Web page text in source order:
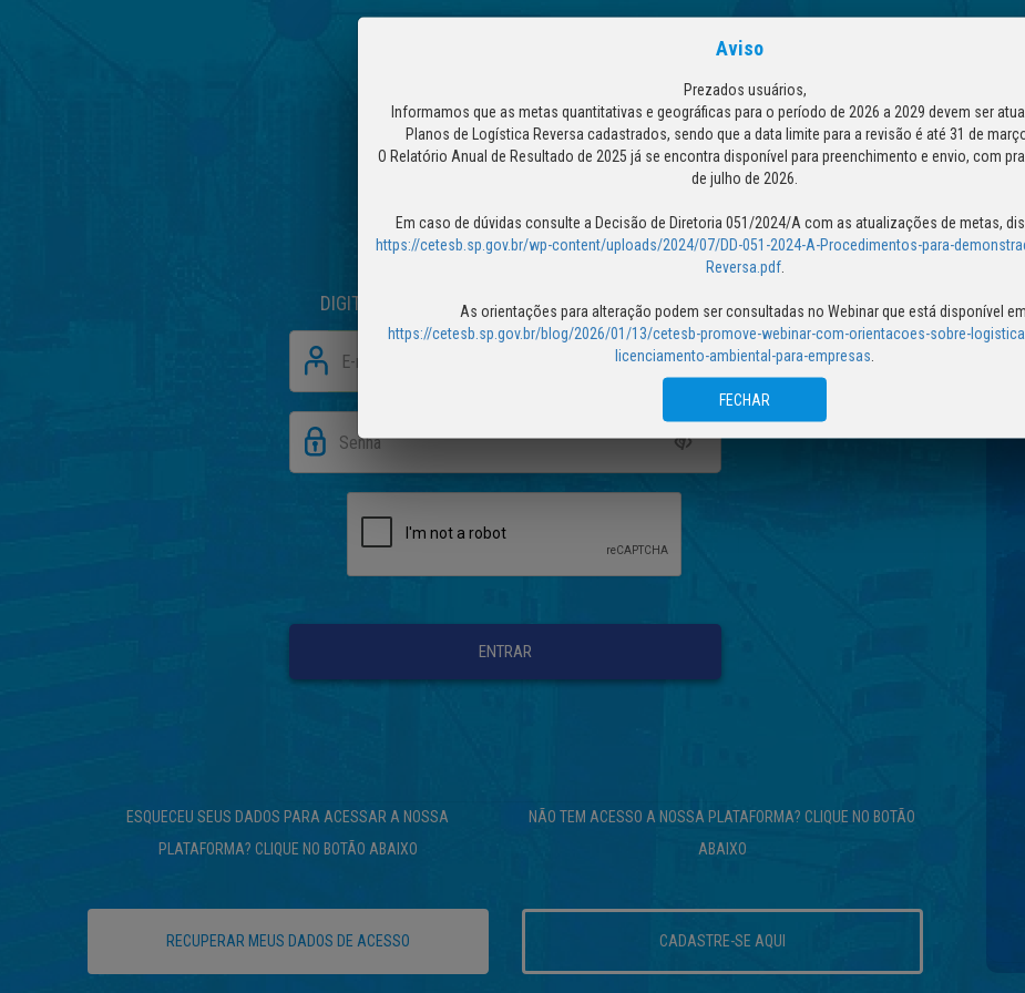
DIGITE OS DADOS ABAIXO E FAÇA O SEU LOGIN
ENTRAR
ESQUECEU SEUS DADOS PARA ACESSAR A NOSSA
PLATAFORMA? CLIQUE NO BOTÃO ABAIXO
RECUPERAR MEUS DADOS DE ACESSO
NÃO TEM ACESSO A NOSSA PLATAFORMA? CLIQUE NO BOTÃO
ABAIXO
CADASTRE-SE AQUI
Aviso
Prezados usuários,
Informamos que as metas quantitativas e geográficas para o período de 2026 a 2029 devem ser
Planos de Logística Reversa cadastrados, sendo que a data limite para a revisão é até 31 de
O Relatório Anual de Resultado de 2025 já se encontra disponível para preenchimento e envio, com
de julho de 2026.
Em caso de dúvidas consulte a Decisão de Diretoria 051/2024/A com as atualizações de metas,
https://cetesb.sp.gov.br/wp-content/uploads/2024/07/DD-051-2024-A-Procedimentos-para-
Reversa.pdf.
As orientações para alteração podem ser consultadas no Webinar que está disponível
https://cetesb.sp.gov.br/blog/2026/01/13/cetesb-promove-webinar-com-orientacoes-sobre-
licenciamento-ambiental-para-empresas
FECHAR